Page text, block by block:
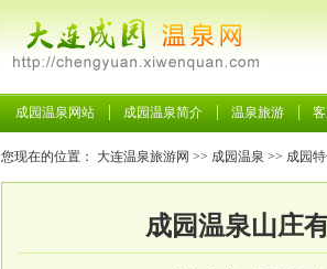
成园温泉网站 成园温泉简介 温泉旅游
您现在的位置： 大连温泉旅游网 >> 成园温泉 >> 成园
成园温泉山庄